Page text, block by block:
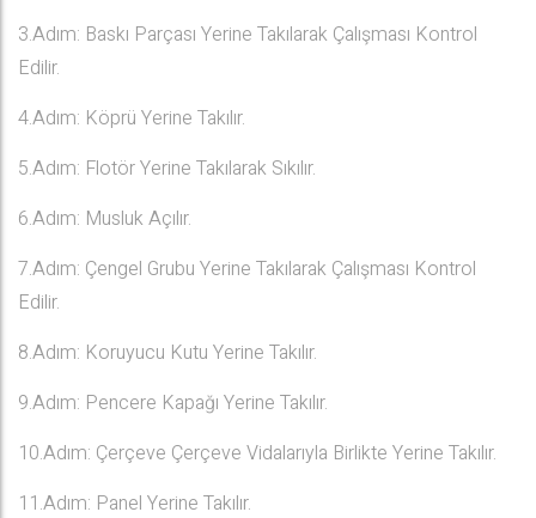
3.Adım: Baskı Parçası Yerine Takılarak Çalışması Kontrol
Edilir.
4.Adım: Köprü Yerine Takılır.
5.Adım: Flotör Yerine Takılarak Sıkılır.
6.Adım: Musluk Açılır.
7.Adım: Çengel Grubu Yerine Takılarak Çalışması Kontrol
Edilir.
8.Adım: Koruyucu Kutu Yerine Takılır.
9.Adım: Pencere Kapağı Yerine Takılır.
10.Adım: Çerçeve Çerçeve Vidalarıyla Birlikte Yerine Takılır.
11.Adım: Panel Yerine Takılır.